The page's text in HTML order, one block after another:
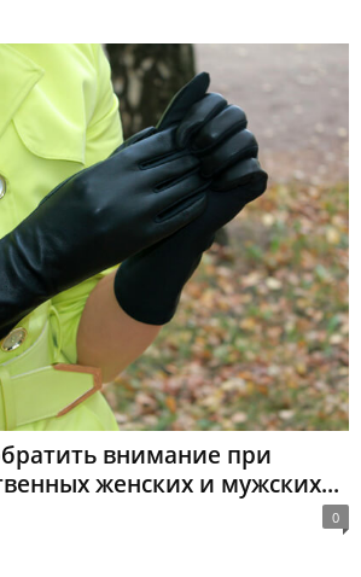
внимание при
женских и мужских...
0